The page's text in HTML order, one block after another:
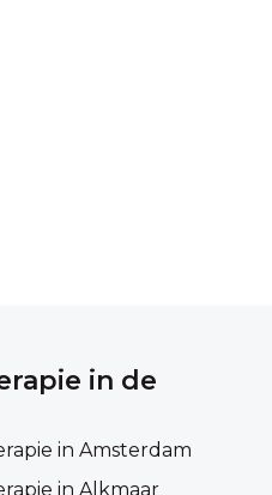
in de
in Amsterdam
in Alkmaar